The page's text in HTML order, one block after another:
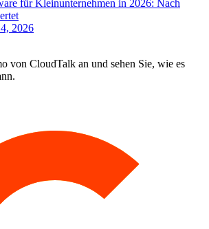
für Kleinunternehmen in 2026: Nach
2026
von CloudTalk an und sehen Sie, wie es